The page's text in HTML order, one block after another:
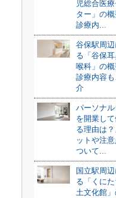
児総合医
ター」の概
診療内...
谷保駅周辺
る「谷保耳
喉科」の概
診療内容も
介
パーソナル
を開業し
る理由は？
ットや注
ついて...
国立駅周
る「くに
土文化館